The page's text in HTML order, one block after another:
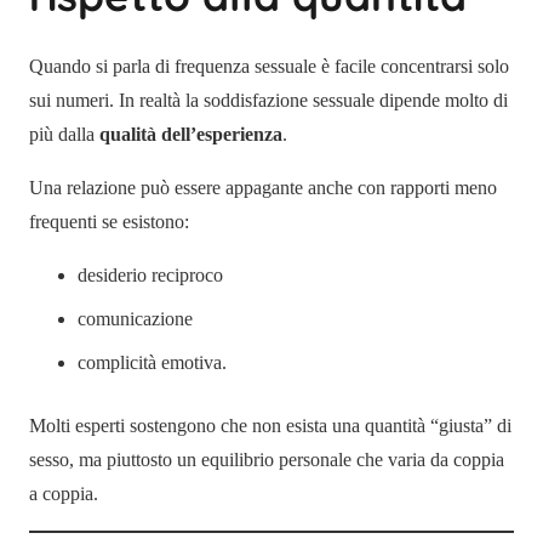
Quando si parla di frequenza sessuale è facile concentrarsi solo
sui numeri. In realtà la soddisfazione sessuale dipende molto di
più dalla qualità dell’esperienza.
Una relazione può essere appagante anche con rapporti meno
frequenti se esistono:
desiderio reciproco
comunicazione
complicità emotiva.
Molti esperti sostengono che non esista una quantità “giusta” di
sesso, ma piuttosto un equilibrio personale che varia da coppia
a coppia.